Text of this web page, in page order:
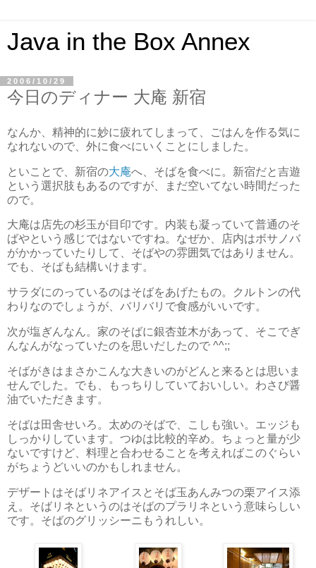
Java in the Box Annex
2006/10/29
今日のディナー 大庵 新宿
なんか、精神的に妙に疲れてしまって、ごはんを作る気に
なれないので、外に食べにいくことにしました。
といことで、新宿の大庵へ、そばを食べに。新宿だと吉遊
という選択肢もあるのですが、まだ空いてない時間だった
ので。
大庵は店先の杉玉が目印です。内装も凝っていて普通のそ
ばやという感じではないですね。なぜか、店内はボサノバ
がかかっていたりして、そばやの雰囲気ではありません。
でも、そばも結構いけます。
サラダにのっているのはそばをあげたもの。クルトンの代
わりなのでしょうが、バリバリで食感がいいです。
次が塩ぎんなん。家のそばに銀杏並木があって、そこでぎ
んなんがなっていたのを思いだしたので ^^;;
そばがきはまさかこんな大きいのがどんと来るとは思いま
せんでした。でも、もっちりしていておいしい。わさび醤
油でいただきます。
そばは田舎せいろ。太めのそばで、こしも強い。エッジも
しっかりしています。つゆは比較的辛め。ちょっと量が少
ないですけど、料理と合わせることを考えればこのぐらい
がちょうどいいのかもしれません。
デザートはそばリネアイスとそば玉あんみつの栗アイス添
え。そばリネというのはそばのプラリネという意味らしい
です。そばのグリッシーニもうれしい。